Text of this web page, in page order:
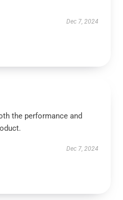
Dec 7, 2024
the performance and
Dec 7, 2024